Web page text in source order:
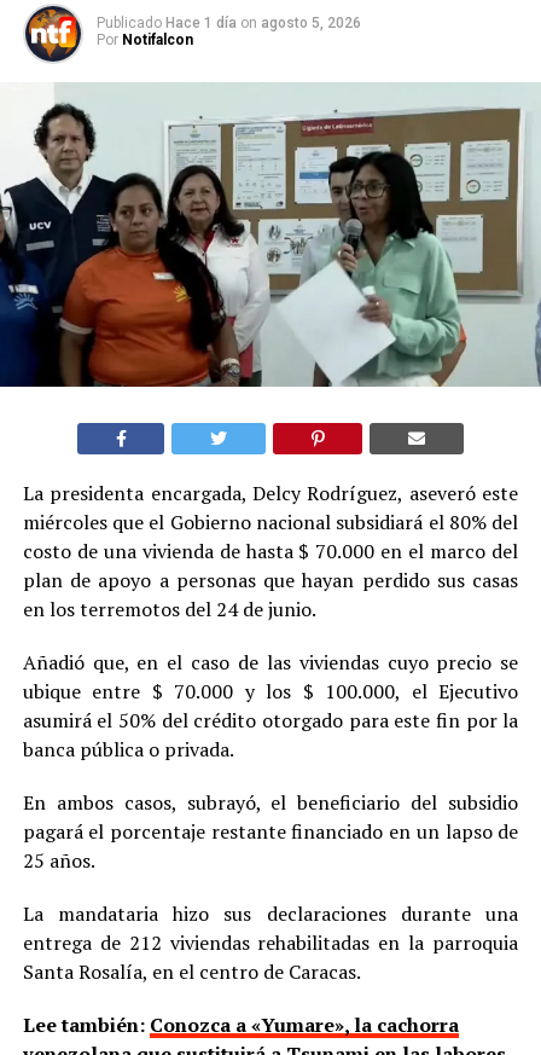
Publicado Hace 1 día on agosto 5, 2026
Por Notifalcon
La presidenta encargada, Delcy Rodríguez, aseveró este
miércoles que el Gobierno nacional subsidiará el 80% del
costo de una vivienda de hasta $ 70.000 en el marco del
plan de apoyo a personas que hayan perdido sus casas
en los terremotos del 24 de junio.
Añadió que, en el caso de las viviendas cuyo precio se
ubique entre $ 70.000 y los $ 100.000, el Ejecutivo
asumirá el 50% del crédito otorgado para este fin por la
banca pública o privada.
En ambos casos, subrayó, el beneficiario del subsidio
pagará el porcentaje restante financiado en un lapso de
25 años.
La mandataria hizo sus declaraciones durante una
entrega de 212 viviendas rehabilitadas en la parroquia
Santa Rosalía, en el centro de Caracas.
Lee también: Conozca a «Yumare», la cachorra